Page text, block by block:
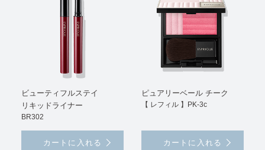
ビューティフルステイ
リキッドライナー
BR302
カートに入れる
ピュアリーベール チーク
【 レフィル 】PK-3c
カートに入れる